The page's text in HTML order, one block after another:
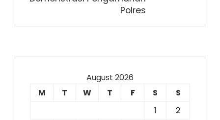
Polres
August 2026
M
T W T F S
S
1
2